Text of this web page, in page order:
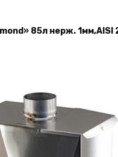
85л нерж. 1мм,AISI